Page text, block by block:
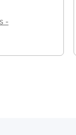
-